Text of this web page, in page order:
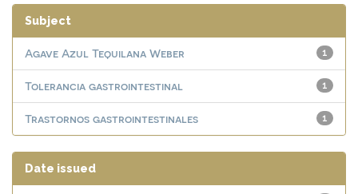
Subject
1
Agave Azul Tequilana Weber
1
Tolerancia gastrointestinal
1
Trastornos gastrointestinales
Date issued